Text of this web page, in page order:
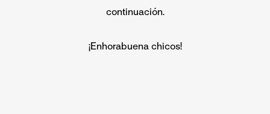
continuación.
¡Enhorabuena chicos!